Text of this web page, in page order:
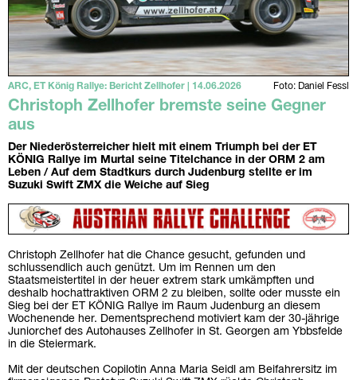
Foto: Daniel Fessl
ARC, ET König Rallye: Bericht Zellhofer | 14.06.2026
Christoph Zellhofer bremste seine Gegner
aus
Der Niederösterreicher hielt mit einem Triumph bei der ET
KÖNIG Rallye im Murtal seine Titelchance in der ORM 2 am
Leben / Auf dem Stadtkurs durch Judenburg stellte er im
Suzuki Swift ZMX die Weiche auf Sieg
Christoph Zellhofer hat die Chance gesucht, gefunden und
schlussendlich auch genützt. Um im Rennen um den
Staatsmeistertitel in der heuer extrem stark umkämpften und
deshalb hochattraktiven ORM 2 zu bleiben, sollte oder musste ein
Sieg bei der ET KÖNIG Rallye im Raum Judenburg an diesem
Wochenende her. Dementsprechend motiviert kam der 30-jährige
Juniorchef des Autohauses Zellhofer in St. Georgen am Ybbsfelde
in die Steiermark.
Mit der deutschen Copilotin Anna Maria Seidl am Beifahrersitz im